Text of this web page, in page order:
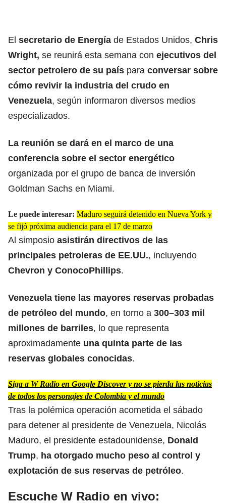
El secretario de Energía de Estados Unidos, Chris
Wright, se reunirá esta semana con ejecutivos del
sector petrolero de su país para conversar sobre
cómo revivir la industria del crudo en
Venezuela, según informaron diversos medios
especializados.
La reunión se dará en el marco de una
conferencia sobre el sector energético
organizada por el grupo de banca de inversión
Goldman Sachs en Miami.
Le puede interesar: Maduro seguirá detenido en Nueva York y
se fijó próxima audiencia para el 17 de marzo
Al simposio asistirán directivos de las
principales petroleras de EE.UU., incluyendo
Chevron y ConocoPhillips.
Venezuela tiene las mayores reservas probadas
de petróleo del mundo, en torno a 300–303 mil
millones de barriles, lo que representa
aproximadamente una quinta parte de las
reservas globales conocidas.
Siga a W Radio en Google Discover y no se pierda las noticias
de todos los personajes de Colombia y el mundo
Tras la polémica operación acometida el sábado
para detener al presidente de Venezuela, Nicolás
Maduro, el presidente estadounidense, Donald
Trump, ha otorgado mucho peso al control y
explotación de sus reservas de petróleo.
Escuche W Radio en vivo: